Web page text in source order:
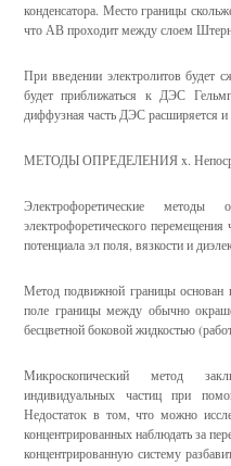
конденсатора. Место границы
что АВ проходит между слоем
При введении электролитов будет
будет приближаться к ДЭС
диффузная часть ДЭС расширяется и
МЕТОДЫ ОПРЕДЕЛЕНИЯ x.
Электрофоретические методы
электрофоретического перемещения
потенциала эл поля, вязкости и
Метод подвижной границы
поле границы между обычно
бесцветной боковой жидкостью
Микроскопический метод
индивидуальных частиц при
Недостаток в том, что можно
концентрированных наблюдать за
концентрированную систему